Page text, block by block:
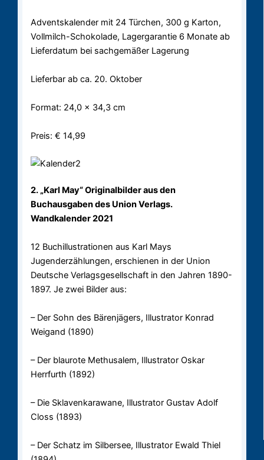
Adventskalender mit 24 Türchen, 300 g Karton,
Vollmilch-Schokolade, Lagergarantie 6 Monate ab
Lieferdatum bei sachgemäßer Lagerung
Lieferbar ab ca. 20. Oktober
Format: 24,0 x 34,3 cm
Preis: € 14,99
2. „Karl May“ Originalbilder aus den
Buchausgaben des Union Verlags.
Wandkalender 2021
12 Buchillustrationen aus Karl Mays
Jugenderzählungen, erschienen in der Union
Deutsche Verlagsgesellschaft in den Jahren 1890-
1897. Je zwei Bilder aus:
– Der Sohn des Bärenjägers, Illustrator Konrad
Weigand (1890)
– Der blaurote Methusalem, Illustrator Oskar
Herrfurth (1892)
– Die Sklavenkarawane, Illustrator Gustav Adolf
Closs (1893)
– Der Schatz im Silbersee, Illustrator Ewald Thiel